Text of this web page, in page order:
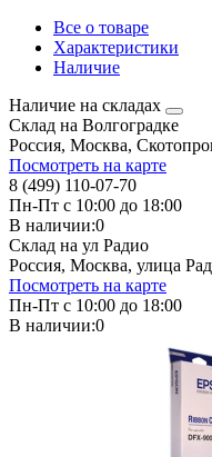
Все о товаре
Характеристики
Наличие
Наличие на складах
Склад на Волгоградке
Россия, Москва,
Посмотреть на карте
8 (499) 110-07-70
Пн-Пт с 10:00 до 18:00
В наличии:0
Склад на ул Радио
Россия, Москва, улица
Посмотреть на карте
Пн-Пт с 10:00 до 18:00
В наличии:0